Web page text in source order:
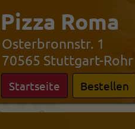
Pizza Roma
Osterbronnstr. 1
70565 Stuttgart-Rohr
Startseite Bestellen